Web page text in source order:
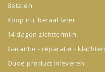
Betalen
Koop nu, betaal later
14 dagen zichttermijn
Garantie - reparatie - klachten
Oude product inleveren